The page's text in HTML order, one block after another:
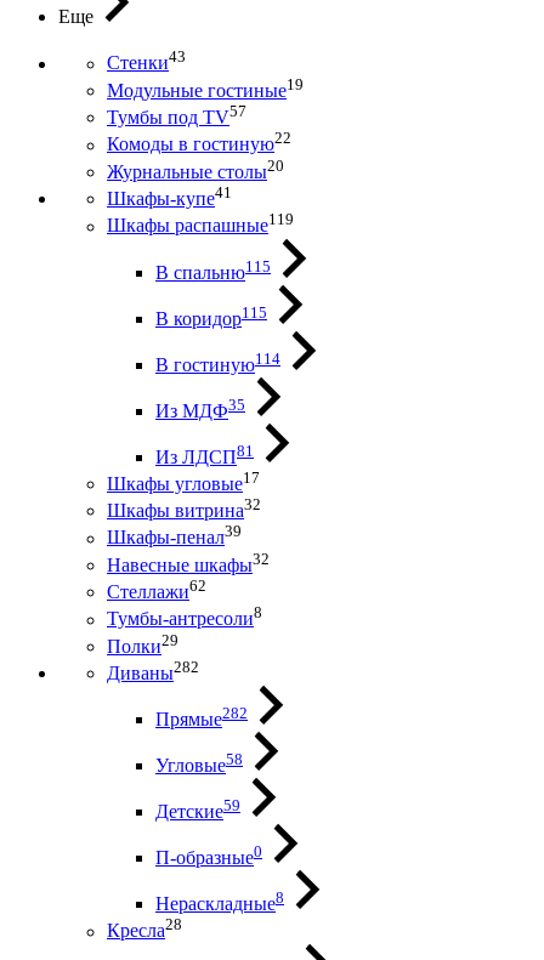
Еще
Стенки43
Модульные гостиные19
Тумбы под ТV57
Комоды в гостиную22
Журнальные столы20
Шкафы-купе41
Шкафы распашные119
В спальню115
В коридор115
В гостиную114
Из МДФ35
Из ЛДСП81
Шкафы угловые17
Шкафы витрина32
Шкафы-пенал39
Навесные шкафы32
Стеллажи62
Тумбы-антресоли8
Полки29
Диваны282
Прямые282
Угловые58
Детские59
П-образные0
Нераскладные8
Кресла28